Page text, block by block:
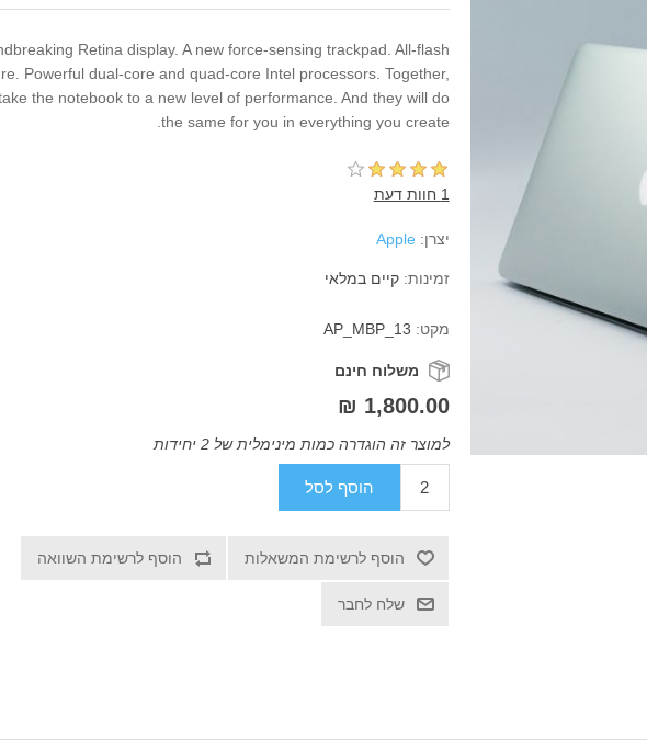
Retina display. A new force-sensing trackpad. All-flash
Powerful dual-core and quad-core Intel processors. Together,
the notebook to a new level of performance. And they will do
the same for you in everything you create.
1 חוות דעת
יצרן: Apple
זמינות: קיים במלאי
מקט: AP_MBP_13
משלוח חינם
1,800.00 ₪
למוצר זה הוגדרה כמות מינימלית של 2 יחידות
הוסף לסל
הוסף לרשימת המשאלות הוסף לרשימת השוואה
שלח לחבר